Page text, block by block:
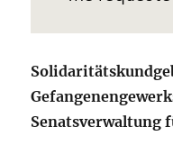
Senatsverwaltung